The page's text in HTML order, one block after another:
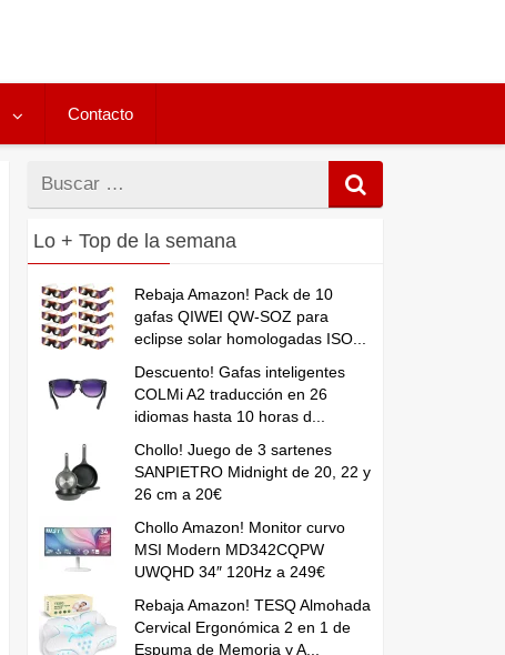
Contacto
Buscar
por
Lo + Top de la semana
Rebaja Amazon! Pack de 10
gafas QIWEI QW-SOZ para
eclipse solar homologadas ISO...
Descuento! Gafas inteligentes
COLMi A2 traducción en 26
idiomas hasta 10 horas d...
Chollo! Juego de 3 sartenes
SANPIETRO Midnight de 20, 22 y
26 cm a 20€
Chollo Amazon! Monitor curvo
MSI Modern MD342CQPW
UWQHD 34″ 120Hz a 249€
Rebaja Amazon! TESQ Almohada
Cervical Ergonómica 2 en 1 de
Espuma de Memoria y A...